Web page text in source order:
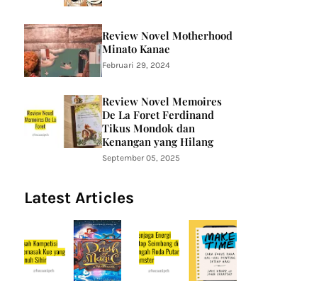
Review Novel Motherhood
Minato Kanae
Februari 29, 2024
Review Novel Memoires
De La Foret Ferdinand
Tikus Mondok dan
Kenangan yang Hilang
September 05, 2025
Latest Articles